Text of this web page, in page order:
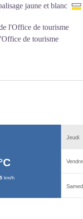
jaune et blanc
l'Office de tourisme
de tourisme